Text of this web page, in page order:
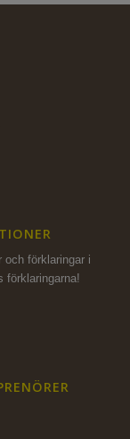
och förklaringar i
förklaringarna!